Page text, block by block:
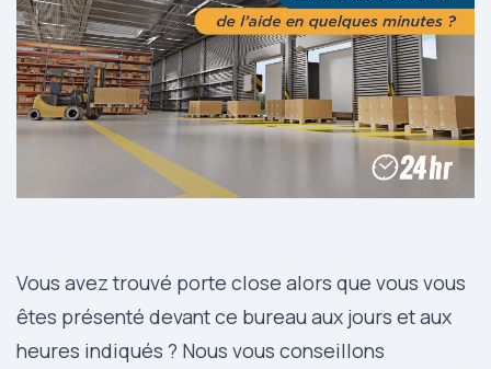
Vous avez trouvé porte close alors que vous vous
êtes présenté devant ce bureau aux jours et aux
heures indiqués ? Nous vous conseillons